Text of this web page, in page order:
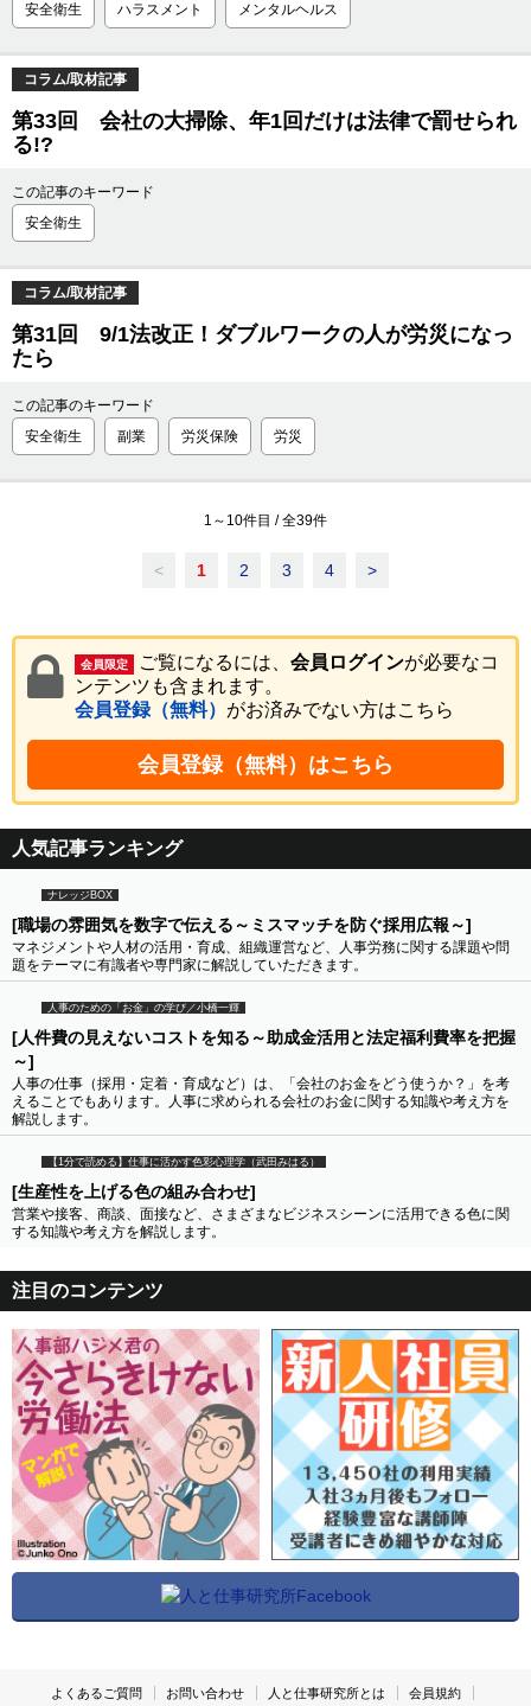
安全衛生
ハラスメント メンタルヘルス
コラム/取材記事
第33回 会社の大掃除、年1回だけは法律で罰せられ
る!?
この記事のキーワード
安全衛生
コラム/取材記事
第31回 9/1法改正！ダブルワークの人が労災になっ
たら
この記事のキーワード
安全衛生
副業 労災保険 労災
1 ～ 10件目 / 全39件
< 1 2 3 4 >
会員限定 ご覧になるには、 会員ログインが必要なコ
ンテンツも含まれます。
会員登録（無料） がお済みでない方はこちら
会員登録（無料）はこちら
人気記事ランキング
ナレッジBOX
[職場の雰囲気を数字で伝える～ミスマッチを防ぐ採用広報～]
マネジメントや人材の活用・育成、組織運営など、人事労務に関する課題や問
題をテーマに有識者や専門家に解説していただきます。
人事のための「お金」の学び／小橋一輝
[人件費の見えないコストを知る～助成金活用と法定福利費率を把握
～]
人事の仕事（採用・定着・育成など）は、「会社のお金をどう使うか？」を考
えることでもあります。人事に求められる会社のお金に関する知識や考え方を
解説します。
【1分で読める】仕事に活かす色彩心理学（武田みはる）
[生産性を上げる色の組み合わせ]
営業や接客、商談、面接など、さまざまなビジネスシーンに活用できる色に関
する知識や考え方を解説します。
注目のコンテンツ
よくあるご質問 お問い合わせ 人と仕事研究所とは 会員規約